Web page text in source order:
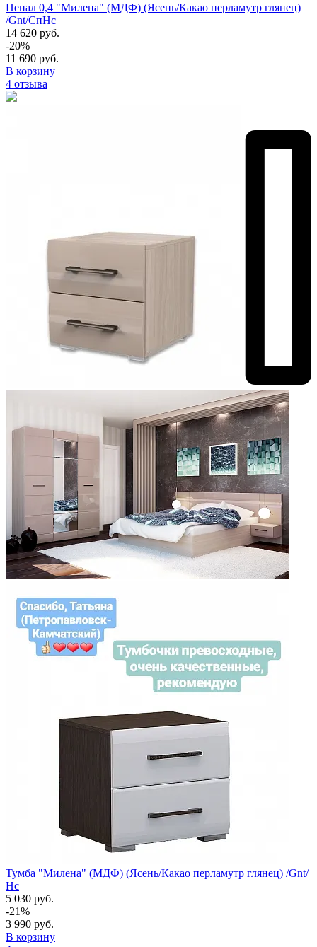
Пенал 0,4 "Милена" (МДФ) (Ясень/Какао перламутр глянец)
/Gnt/СпНс
14 620 руб.
-20%
11 690 руб.
В корзину
4 отзыва
Добавить к сравнению
Тумба "Милена" (МДФ) (Ясень/Какао перламутр глянец) /Gnt/
Нс
5 030 руб.
-21%
3 990 руб.
В корзину